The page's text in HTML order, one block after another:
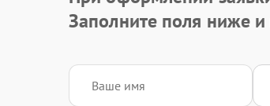
Заполните поля ниже